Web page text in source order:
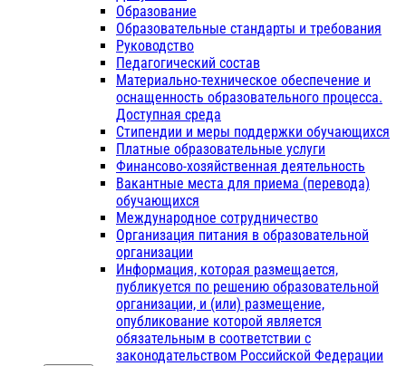
Образование
Образовательные стандарты и требования
Руководство
Педагогический состав
Материально-техническое обеспечение и
оснащенность образовательного процесса.
Доступная среда
Стипендии и меры поддержки обучающихся
Платные образовательные услуги
Финансово-хозяйственная деятельность
Вакантные места для приема (перевода)
обучающихся
Международное сотрудничество
Организация питания в образовательной
организации
Информация, которая размещается,
публикуется по решению образовательной
организации, и (или) размещение,
опубликование которой является
обязательным в соответствии с
законодательством Российской Федерации